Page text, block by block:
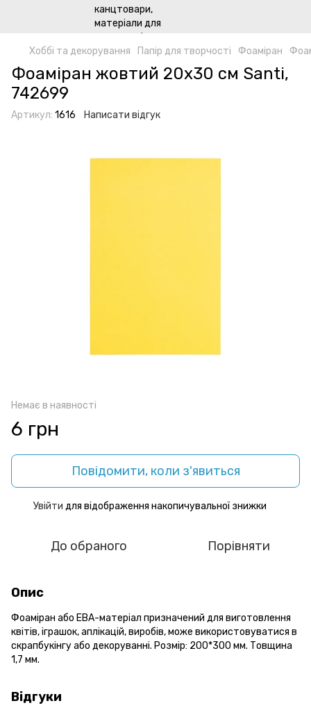
Хоббі та декорування Папір для творчості Фоаміран
Фоаміран жовтий 20х30 см Santi,
742699
Артикул: 1616 Написати відгук
Немає в наявності
6 грн
Повідомити, коли з'явиться
Увійти для відображення накопичувальної знижки
До обраного Порівняти
Опис
Фоаміран або ЕВА-матеріал призначений для виготовлення
квітів, іграшок, аплікацій, виробів, може використовуватися в
скрапбукінгу або декоруванні. Розмір: 200*300 мм. Товщина
1,7 мм.
Відгуки